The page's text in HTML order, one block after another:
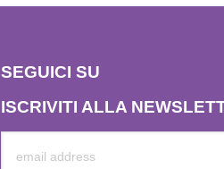
SEGUICI SU
ISCRIVITI ALLA